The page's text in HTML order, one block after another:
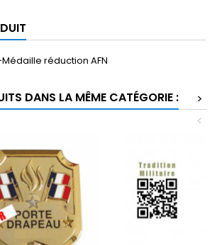
Médaille réduction AFN
DANS LA MÊME CATÉGORIE :
>
<